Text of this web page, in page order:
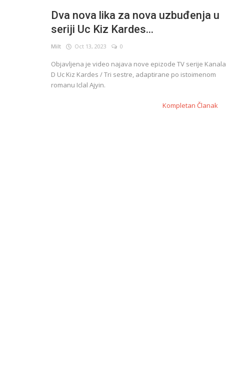
Dva nova lika za nova uzbuđenja u
seriji Uc Kiz Kardes...
Milt Oct 13, 2023 0
Objavljena je video najava nove epizode ​​TV serije Kanala
D Uc Kiz Kardes / Tri sestre, adaptirane po istoimenom
romanu Iclal Ajyin.
Kompletan Članak